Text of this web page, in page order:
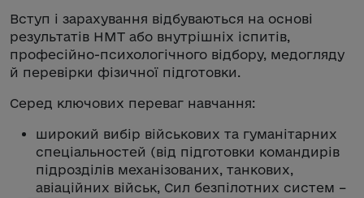
Вступ і зарахування відбуваються на основі
результатів НМТ або внутрішніх іспитів,
професійно-психологічного відбору, медогляду
й перевірки фізичної підготовки.
Серед ключових переваг навчання:
широкий вибір військових та гуманітарних
спеціальностей (від підготовки командирів
підрозділів механізованих, танкових,
авіаційних військ, Сил безпілотних систем –